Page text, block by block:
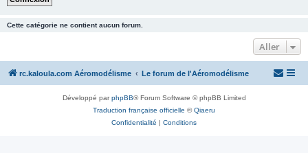
Cette catégorie ne contient aucun forum.
Aller
rc.kaloula.com Aéromodélisme Le forum de l'Aéromodélisme
Développé parphpBB® Forum Software © phpBB Limited
Traduction française officielle ©Qiaeru
Confidentialité | Conditions